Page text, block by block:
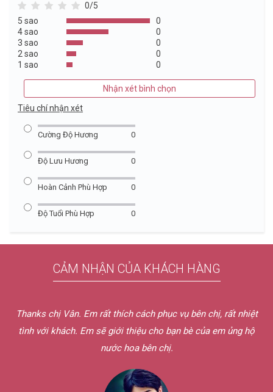
0/5
5 sao
0
4 sao
0
3 sao
0
2 sao
0
1 sao
0
Nhận xét bình chọn
Tiêu chí nhận xét
Cường Độ Hương 0
Độ Lưu Hương 0
Hoàn Cảnh Phù Hợp 0
Độ Tuổi Phù Hợp 0
CẢM NHẬN CỦA KHÁCH HÀNG
Thanks chị Vân. Em rất thích cách phục vụ bên chị, rất nhiệt
tình với khách. Em sẽ giới thiệu cho bạn bè của em ủng hộ
nước hoa bên chị.